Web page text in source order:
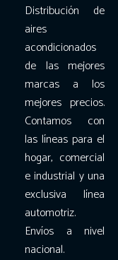
Distribución de
aires
acondicionados
de las mejores
marcas a los
mejores precios.
Contamos con
las líneas para el
hogar, comercial
e industrial y una
exclusiva línea
automotriz.
Envíos a nivel
nacional.